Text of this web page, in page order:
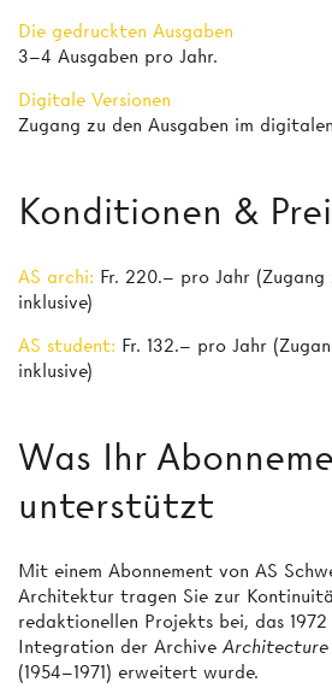
Die gedruckten Ausgaben
3–4 Ausgaben pro Jahr.
Digitale Versionen
Zugang zu den Ausgaben im
Konditionen &
AS archi: Fr. 220.– pro Jahr
inklusive)
AS student: Fr. 132.– pro Jahr
inklusive)
Was Ihr
unterstützt
Mit einem Abonnement von AS
Architektur tragen Sie zur
redaktionellen Projekts bei, das
Integration der Archive Architecture
(1954–1971) erweitert wurde.